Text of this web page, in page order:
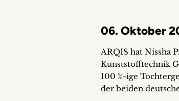
06. Oktober
ARQIS hat Nissha
Kunststofftechnik
100 %-ige
der beiden